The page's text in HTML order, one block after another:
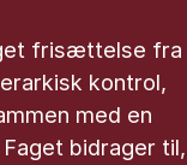
frisættelse fra
kontrol,
med en
bidrager til,